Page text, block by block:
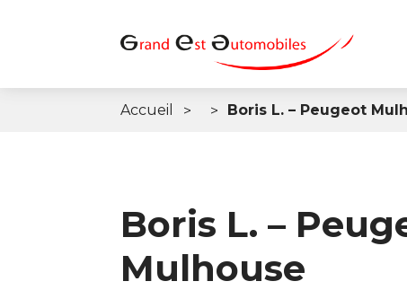
Accueil Boris L. – Peugeot
Boris L. –
Mulhouse